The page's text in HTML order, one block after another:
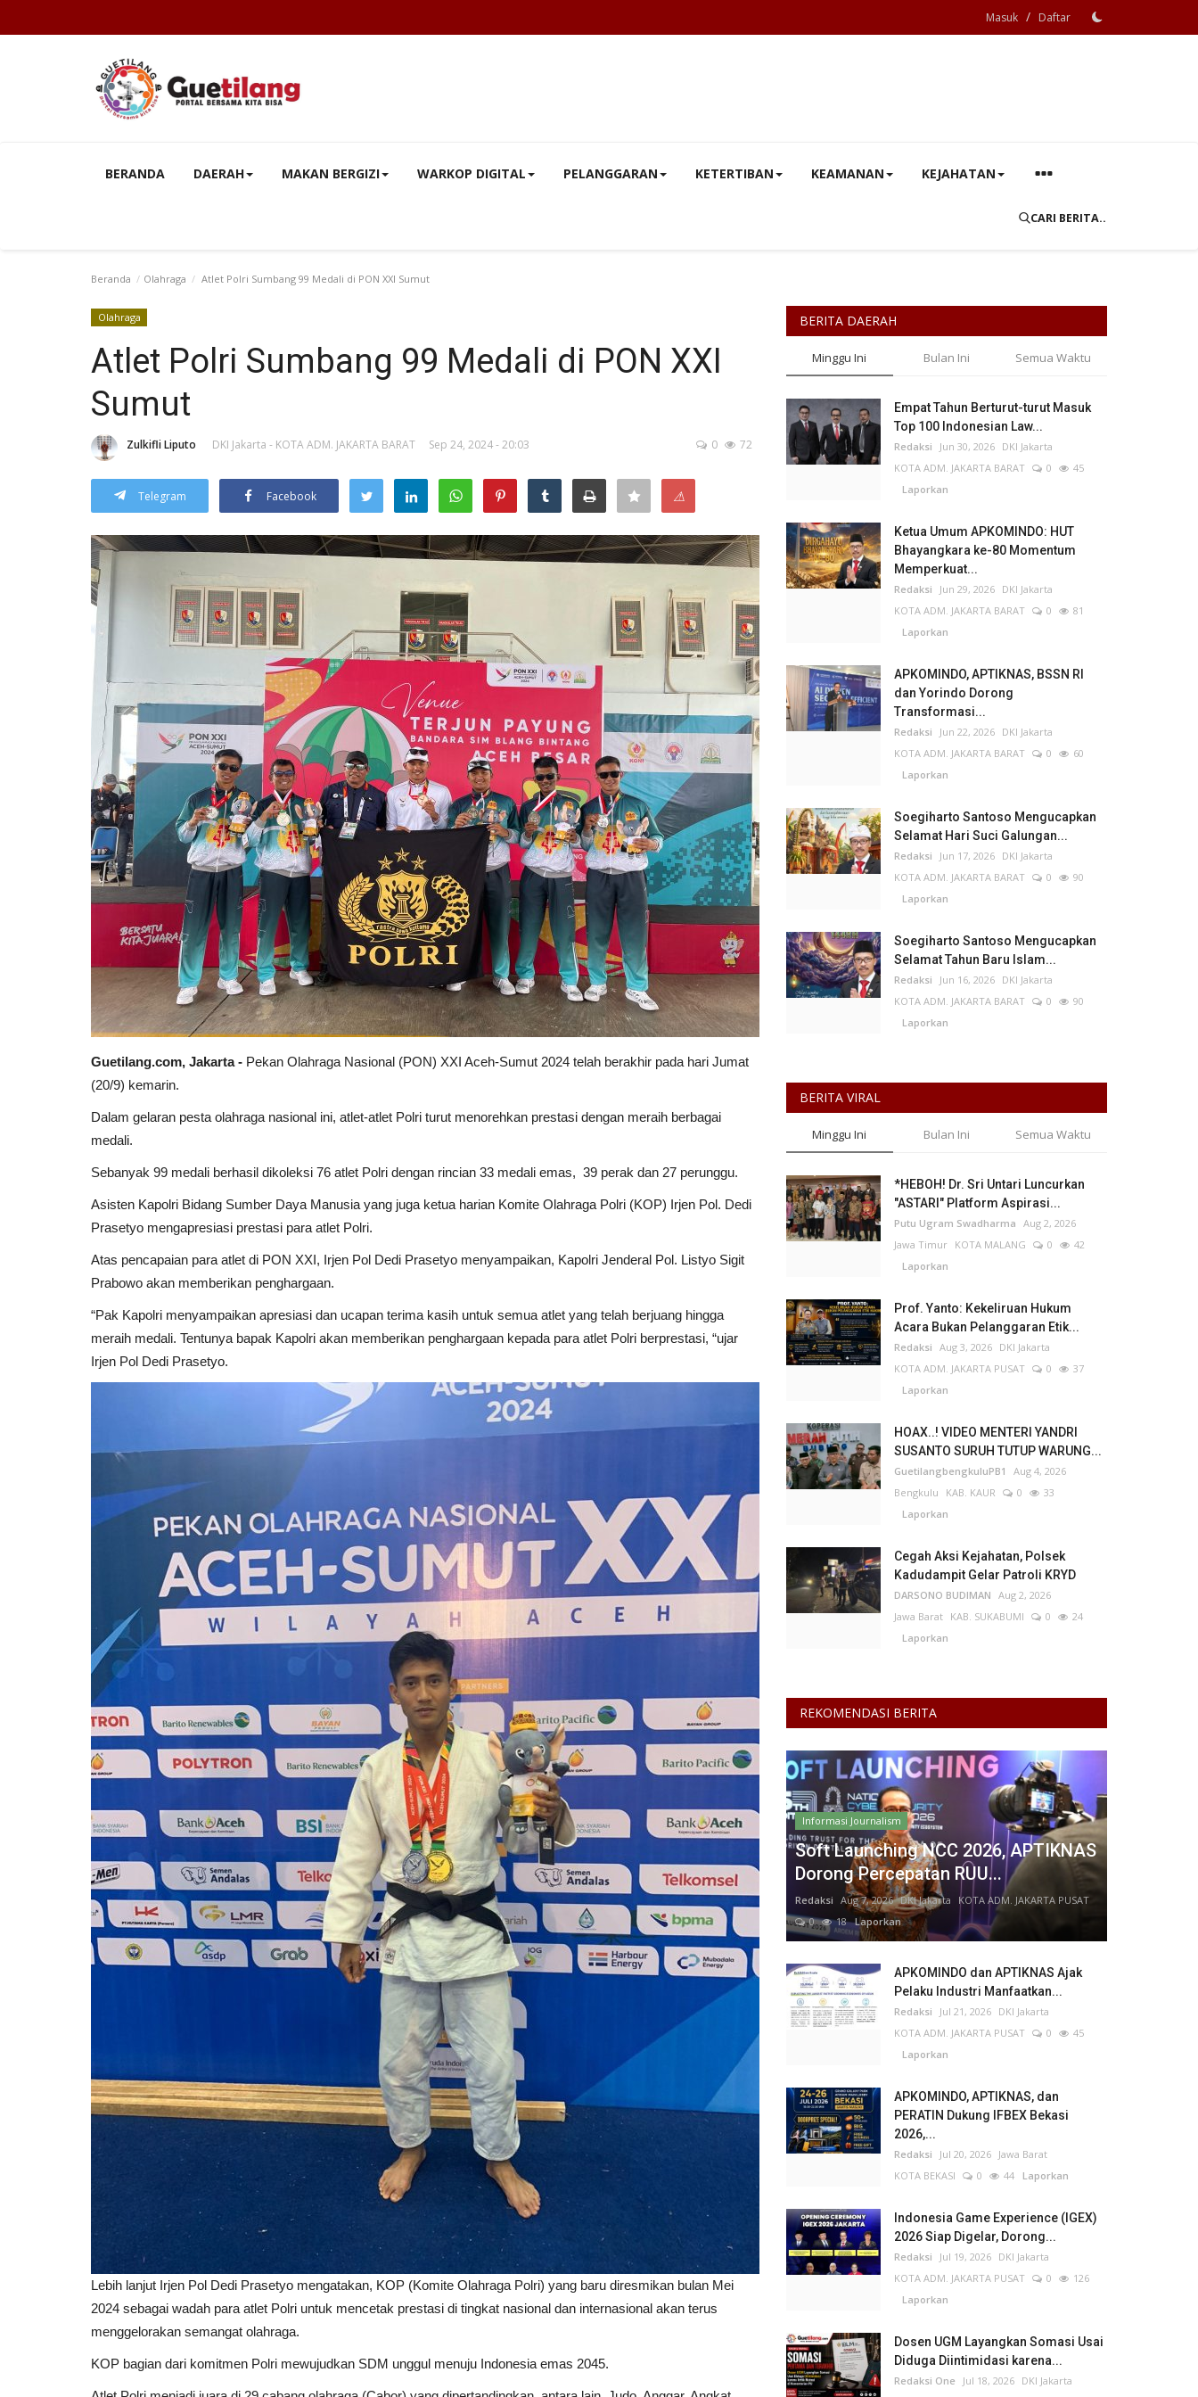
Masuk / Daftar
BERANDA DAERAH MAKAN BERGIZI WARKOP DIGITAL PELANGGARAN KETERTIBAN KEAMANAN KEJAHATAN
CARI BERITA..
Beranda Olahraga Atlet Polri Sumbang 99 Medali di PON XXI Sumut
Olahraga
Atlet Polri Sumbang 99 Medali di PON XXI
Sumut
Zulkifli Liputo DKI Jakarta - KOTA ADM. JAKARTA BARAT Sep 24, 2024 - 20:03 0 72
Telegram Facebook ⚠
Guetilang.com, Jakarta - Pekan Olahraga Nasional (PON) XXI Aceh-Sumut 2024 telah berakhir pada hari Jumat
(20/9) kemarin.
Dalam gelaran pesta olahraga nasional ini, atlet-atlet Polri turut menorehkan prestasi dengan meraih berbagai
medali.
Sebanyak 99 medali berhasil dikoleksi 76 atlet Polri dengan rincian 33 medali emas, 39 perak dan 27 perunggu.
Asisten Kapolri Bidang Sumber Daya Manusia yang juga ketua harian Komite Olahraga Polri (KOP) Irjen Pol. Dedi
Prasetyo mengapresiasi prestasi para atlet Polri.
Atas pencapaian para atlet di PON XXI, Irjen Pol Dedi Prasetyo menyampaikan, Kapolri Jenderal Pol. Listyo Sigit
Prabowo akan memberikan penghargaan.
“Pak Kapolri menyampaikan apresiasi dan ucapan terima kasih untuk semua atlet yang telah berjuang hingga
meraih medali. Tentunya bapak Kapolri akan memberikan penghargaan kepada para atlet Polri berprestasi, “ujar
Irjen Pol Dedi Prasetyo.
Lebih lanjut Irjen Pol Dedi Prasetyo mengatakan, KOP (Komite Olahraga Polri) yang baru diresmikan bulan Mei
2024 sebagai wadah para atlet Polri untuk mencetak prestasi di tingkat nasional dan internasional akan terus
menggelorakan semangat olahraga.
KOP bagian dari komitmen Polri mewujudkan SDM unggul menuju Indonesia emas 2045.
BERITA DAERAH
Minggu Ini Bulan Ini Semua Waktu
Empat Tahun Berturut-turut Masuk
Top 100 Indonesian Law...
Redaksi Jun 30, 2026 DKI Jakarta
KOTA ADM. JAKARTA BARAT
0
45
Laporkan
Ketua Umum APKOMINDO: HUT
Bhayangkara ke-80 Momentum
Memperkuat...
Redaksi Jun 29, 2026 DKI Jakarta
KOTA ADM. JAKARTA BARAT
0
81
Laporkan
APKOMINDO, APTIKNAS, BSSN RI
dan Yorindo Dorong
Transformasi...
Redaksi Jun 22, 2026 DKI Jakarta
KOTA ADM. JAKARTA BARAT
0
60
Laporkan
Soegiharto Santoso Mengucapkan
Selamat Hari Suci Galungan...
Redaksi Jun 17, 2026 DKI Jakarta
KOTA ADM. JAKARTA BARAT
0
90
Laporkan
Soegiharto Santoso Mengucapkan
Selamat Tahun Baru Islam...
Redaksi Jun 16, 2026 DKI Jakarta
KOTA ADM. JAKARTA BARAT
0
90
Laporkan
BERITA VIRAL
Minggu Ini Bulan Ini Semua Waktu
*HEBOH! Dr. Sri Untari Luncurkan
"ASTARI" Platform Aspirasi...
Putu Ugram Swadharma Aug 2, 2026
Jawa Timur KOTA MALANG 0
42
Laporkan
Prof. Yanto: Kekeliruan Hukum
Acara Bukan Pelanggaran Etik...
Redaksi Aug 3, 2026 DKI Jakarta
KOTA ADM. JAKARTA PUSAT
0
37
Laporkan
HOAX..! VIDEO MENTERI YANDRI
SUSANTO SURUH TUTUP WARUNG...
GuetilangbengkuluPB1
Aug 4, 2026
Bengkulu
KAB. KAUR 0
33
Laporkan
Cegah Aksi Kejahatan, Polsek
Kadudampit Gelar Patroli KRYD
DARSONO BUDIMAN Aug 2, 2026
Jawa Barat KAB. SUKABUMI 0
24
Laporkan
REKOMENDASI BERITA
Informasi Journalism
Soft Launching NCC 2026, APTIKNAS
Dorong Percepatan RUU...
Redaksi Aug 7, 2026 DKI Jakarta
KOTA ADM. JAKARTA PUSAT
0
18Laporkan
APKOMINDO dan APTIKNAS Ajak
Pelaku Industri Manfaatkan...
Redaksi Jul 21, 2026 DKI Jakarta
KOTA ADM. JAKARTA PUSAT
0
45
Laporkan
APKOMINDO, APTIKNAS, dan
PERATIN Dukung IFBEX Bekasi
2026,...
Redaksi Jul 20, 2026 Jawa Barat
KOTA BEKASI
0 44 Laporkan
Indonesia Game Experience (IGEX)
2026 Siap Digelar, Dorong...
Redaksi Jul 19, 2026 DKI Jakarta
KOTA ADM. JAKARTA PUSAT
0
126
Laporkan
Dosen UGM Layangkan Somasi Usai
Diduga Diintimidasi karena...
Redaksi One Jul 18, 2026 DKI Jakarta